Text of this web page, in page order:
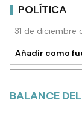
POLÍTICA
31 de diciembre
Añadir como
BALANCE